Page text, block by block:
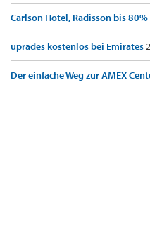
Carlson Hotel, Radisson bis
uprades kostenlos bei Emirates
Der einfache Weg zur AMEX